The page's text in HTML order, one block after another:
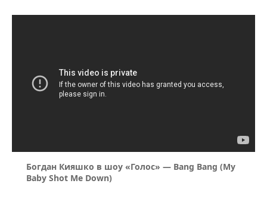
Богдан Кияшко в шоу «Голос» — Bang Bang (My
Baby Shot Me Down)